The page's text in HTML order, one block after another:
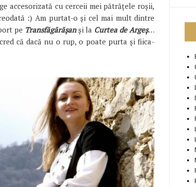
accesorizată cu cerceii mei pătrățele roșii,
:) Am purtat-o și cel mai mult dintre
pe Transfăgărășanși la Curtea de Argeș…
că dacă nu o rup, o poate purta și fiica-